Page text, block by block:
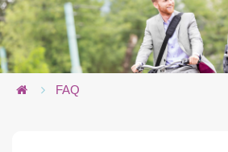
FAQ